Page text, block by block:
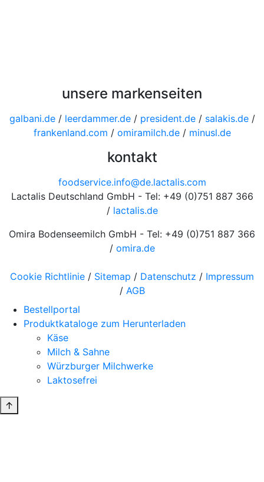
unsere markenseiten
galbani.de/ leerdammer.de/ president.de/ salakis.de/
frankenland.com / omiramilch.de/ minusl.de
kontakt
foodservice.info@de.lactalis.com
Lactalis Deutschland GmbH - Tel: +49 (0)751 887 366
/ lactalis.de
Omira Bodenseemilch GmbH - Tel: +49 (0)751 887 366
/ omira.de
Cookie Richtlinie / Sitemap / Datenschutz / Impressum
/ AGB
Bestellportal
Produktkataloge zum Herunterladen
Käse
Milch & Sahne
Würzburger Milchwerke
Laktosefrei
↑